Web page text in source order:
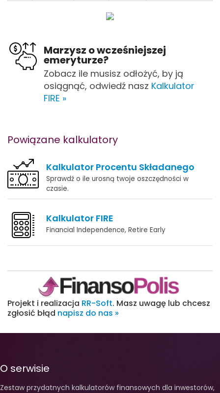
Marzysz o wcześniejszej
emeryturze?
Zobacz ile musisz odłożyć, by ją
osiągnąć, odwiedź nasz Kalkulator
FIRE »
Powiązane kalkulatory
Kalkulator Procentu Składanego
Sprawdź o ile urosną twoje oszczędności w
czasie.
Kalkulator FIRE
Financial Independence, Retire Early
Projekt i realizacja RR-Soft. Masz uwagę lub chcesz
zgłosić błąd napisz do nas »
O serwisie
Zestaw przydatnych kalkulatorów finansowych dla inwestorów,